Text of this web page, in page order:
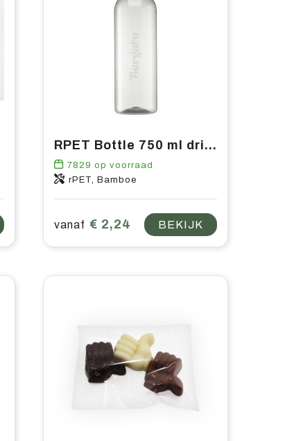
RPET Bottle 750 ml drinkfles
7829 op voorraad
rPET, Bamboe
vanaf € 2,24 BEKIJK